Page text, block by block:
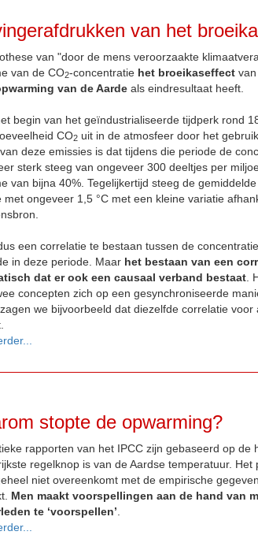
van het
van "door de mens veroorzaakte
van de CO2-concentratie het broeikaseffectvan
van de Aardeals eindresultaat heeft.
begin van het geïndustrialiseerde tijdperk rond
CO2uit in de atmosfeer door het
deze emissies is dat tijdens die periode de
sterk steeg van ongeveer 300 deeltjes per
van bijna 40%. Tegelijkertijd steeg de
met ongeveer 1,5 °C met een kleine variatie
een correlatie te bestaan tussen de
in deze periode. Maar het bestaan van een
dat er ook een causaal verband bestaat.
concepten zich op een gesynchroniseerde
zagen we bijvoorbeeld dat diezelfde correlatie voor
stopte de opwarming?
rapporten van het IPCC zijn gebaseerd op de
regelknop is van de Aardse temperatuur.
niet overeenkomt met de empirische
Men maakt voorspellingen aan de hand van
te ‘voorspellen’